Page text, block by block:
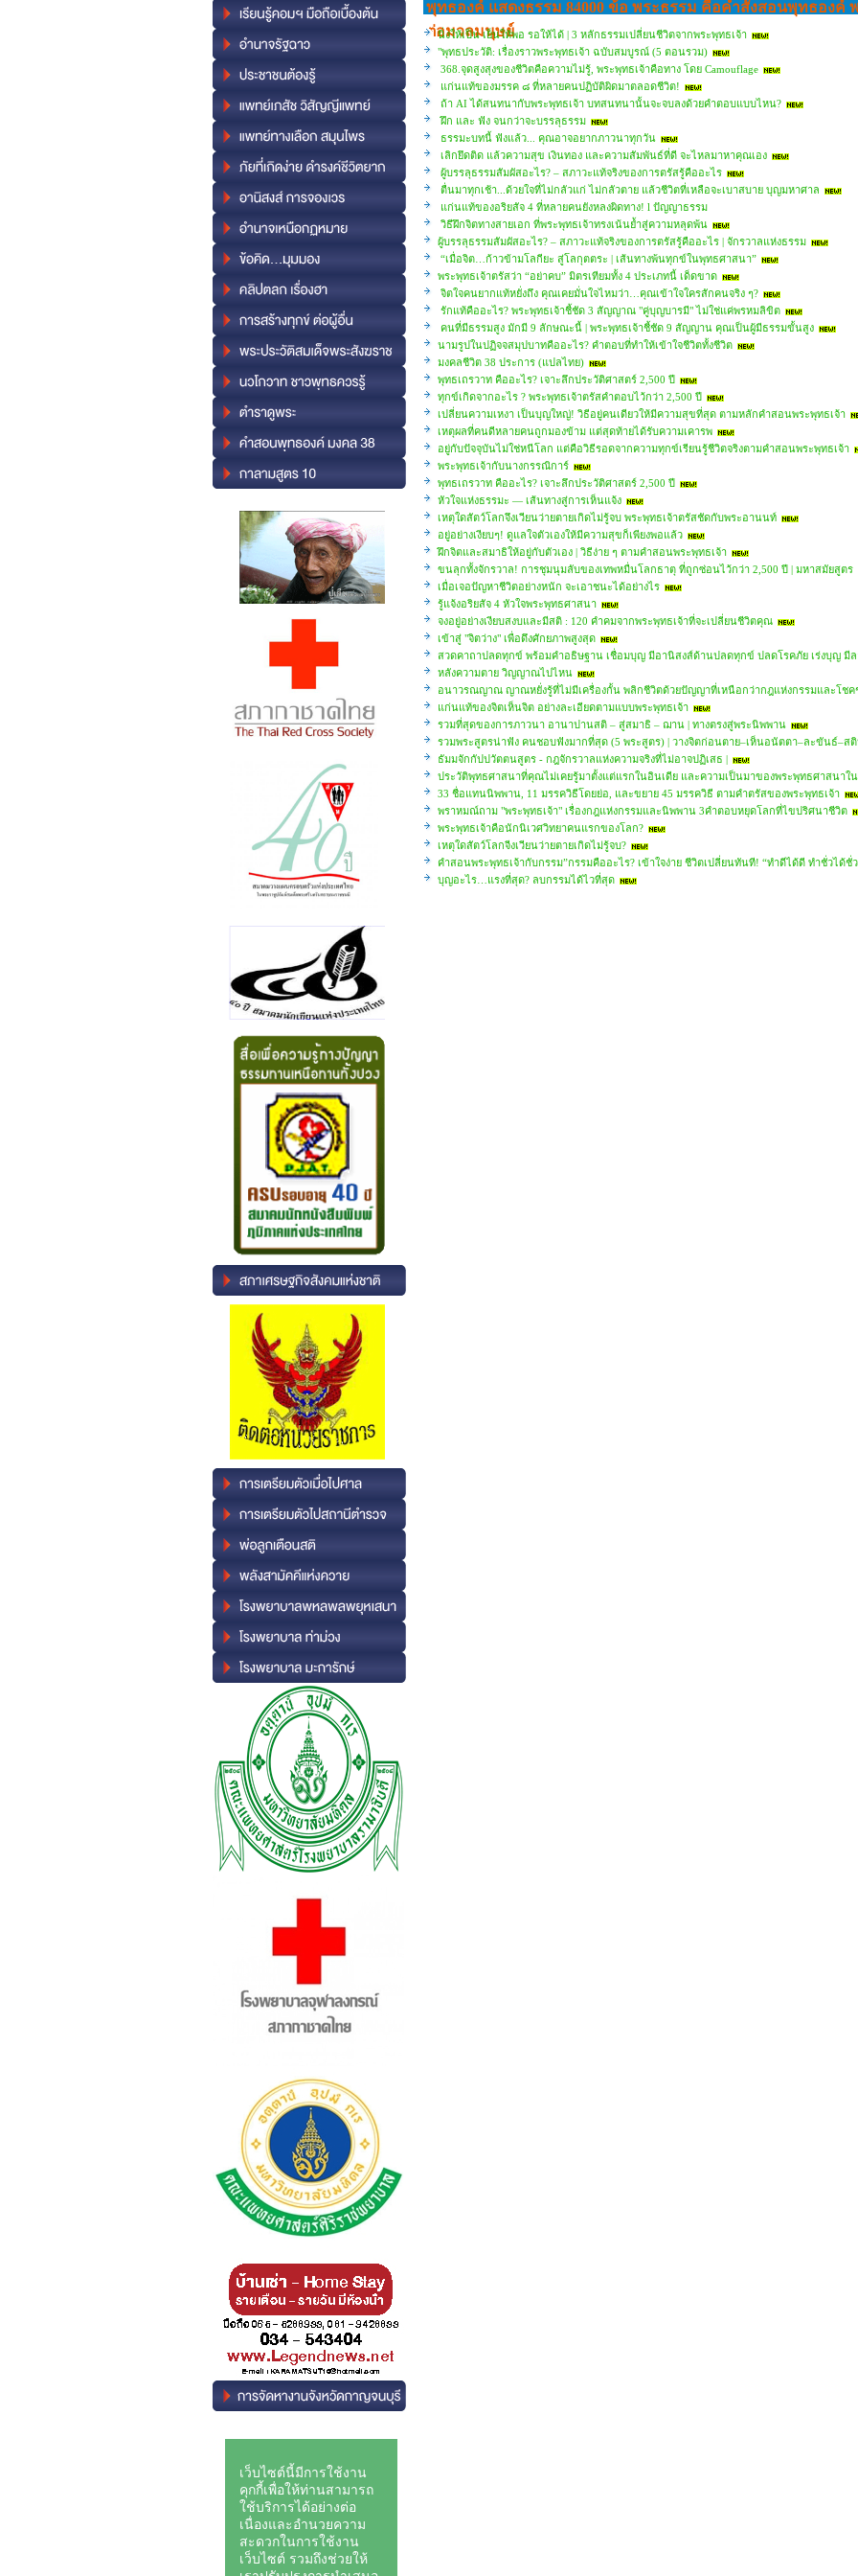
พุทธองค์ แสดงธรรม 84000 ข้อ พระธรรม คือคำสั่งสอนพุทธองค์
ต่อมวลมนุษย์
นิ่งให้เป็น เย็นให้พอ รอให้ได้ | 3 หลักธรรมเปลี่ยนชีวิตจากพระพุทธเจ้า
"พุทธประวัติ: เรื่องราวพระพุทธเจ้า ฉบับสมบูรณ์ (5 ตอนรวม)
368.จุดสูงสุงของชีวิตคือความไม่รู้, พระพุทธเจ้าคือทาง โดย Camouflage
แก่นแท้ของมรรค ๘ ที่หลายคนปฏิบัติผิดมาตลอดชีวิต!
ถ้า AI ได้สนทนากับพระพุทธเจ้า บทสนทนานั้นจะจบลงด้วยคำตอบแบบไหน?
ฝึก และ ฟัง จนกว่าจะบรรลุธรรม
ธรรมะบทนี้ ฟังแล้ว... คุณอาจอยากภาวนาทุกวัน
เลิกยึดติด แล้วความสุข เงินทอง และความสัมพันธ์ที่ดี จะไหลมาหาคุณเอง
ผู้บรรลุธรรมสัมผัสอะไร? – สภาวะแท้จริงของการตรัสรู้คืออะไร
ตื่นมาทุกเช้า...ด้วยใจที่ไม่กลัวแก่ ไม่กลัวตาย แล้วชีวิตที่เหลือจะเบาสบาย บุญมหาศาล
แก่นแท้ของอริยสัจ 4 ที่หลายคนยังหลงผิดทาง! l ปัญญาธรรม
วิธีฝึกจิตทางสายเอก ที่พระพุทธเจ้าทรงเน้นย้ำสู่ความหลุดพ้น
ผู้บรรลุธรรมสัมผัสอะไร? – สภาวะแท้จริงของการตรัสรู้คืออะไร | จักรวาลแห่งธรรม
“เมื่อจิต…ก้าวข้ามโลกียะ สู่โลกุตตระ | เส้นทางพ้นทุกข์ในพุทธศาสนา”
พระพุทธเจ้าตรัสว่า “อย่าคบ” มิตรเทียมทั้ง 4 ประเภทนี้ เด็ดขาด
จิตใจคนยากแท้หยั่งถึง คุณเคยมั่นใจไหมว่า…คุณเข้าใจใครสักคนจริง ๆ?
รักแท้คืออะไร? พระพุทธเจ้าชี้ชัด 3 สัญญาณ "คู่บุญบารมี" ไม่ใช่แค่พรหมลิขิต
คนที่มีธรรมสูง มักมี 9 ลักษณะนี้ | พระพุทธเจ้าชี้ชัด 9 สัญญาน คุณเป็นผู้มีธรรมขั้นสูง
นามรูปในปฏิจจสมุปบาทคืออะไร? คำตอบที่ทำให้เข้าใจชีวิตทั้งชีวิต
มงคลชีวิต 38 ประการ (แปลไทย)
พุทธเถรวาท คืออะไร? เจาะลึกประวัติศาสตร์ 2,500 ปี
ทุกข์เกิดจากอะไร ? พระพุทธเจ้าตรัสคำตอบไว้กว่า 2,500 ปี
เปลี่ยนความเหงา เป็นบุญใหญ่! วิธีอยู่คนเดียวให้มีความสุขที่สุด ตามหลักคำสอนพระพุทธเจ้า
เหตุผลที่คนดีหลายคนถูกมองข้าม แต่สุดท้ายได้รับความเคารพ
อยู่กับปัจจุบันไม่ใช่หนีโลก แต่คือวิธีรอดจากความทุกข์เรียนรู้ชีวิตจริงตามคำสอนพระพุทธเจ้า
พระพุทธเจ้ากับนางกรรณิการ์
พุทธเถรวาท คืออะไร? เจาะลึกประวัติศาสตร์ 2,500 ปี
หัวใจแห่งธรรมะ — เส้นทางสู่การเห็นแจ้ง
เหตุใดสัตว์โลกจึงเวียนว่ายตายเกิดไม่รู้จบ พระพุทธเจ้าตรัสชัดกับพระอานนท์
อยู่อย่างเงียบๆ! ดูแลใจตัวเองให้มีความสุขก็เพียงพอแล้ว
ฝึกจิตและสมาธิให้อยู่กับตัวเอง | วิธีง่าย ๆ ตามคำสอนพระพุทธเจ้า
ขนลุกทั้งจักรวาล! การชุมนุมลับของเทพหมื่นโลกธาตุ ที่ถูกซ่อนไว้กว่า 2,500 ปี | มหาสมัยสูตร
เมื่อเจอปัญหาชีวิตอย่างหนัก จะเอาชนะได้อย่างไร
รู้แจ้งอริยสัจ 4 หัวใจพระพุทธศาสนา
จงอยู่อย่างเงียบสงบและมีสติ : 120 คำคมจากพระพุทธเจ้าที่จะเปลี่ยนชีวิตคุณ
เข้าสู่ "จิตว่าง" เพื่อดึงศักยภาพสูงสุด
สวดคาถาปลดทุกข์ พร้อมคำอธิษฐาน เชื่อมบุญ มีอานิสงส์ด้านปลดทุกข์ ปลดโรคภัย เร่งบุญ มี
หลังความตาย วิญญาณไปไหน
อนาวรณญาณ ญาณหยั่งรู้ที่ไม่มีเครื่องกั้น พลิกชีวิตด้วยปัญญาที่เหนือกว่ากฎแห่งกรรมและโชค
แก่นแท้ของจิตเห็นจิต อย่างละเอียดตามแบบพระพุทธเจ้า
รวมที่สุดของการภาวนา อานาปานสติ – สู่สมาธิ – ฌาน | ทางตรงสู่พระนิพพาน
รวมพระสูตรน่าฟัง คนชอบฟังมากที่สุด (5 พระสูตร) | วางจิตก่อนตาย–เห็นอนัตตา–ละขันธ์–ส
ธัมมจักกัปปวัตตนสูตร - กฎจักรวาลแห่งความจริงที่ไม่อาจปฏิเสธ |
ประวัติพุทธศาสนาที่คุณไม่เคยรู้มาตั้งแต่แรกในอินเดีย และความเป็นมาของพระพุทธศาสนาใน
33 ชื่อแทนนิพพาน, 11 มรรควิธีโดยย่อ, และขยาย 45 มรรควิธี ตามคำตรัสของพระพุทธเจ้า
พราหมณ์ถาม "พระพุทธเจ้า" เรื่องกฎแห่งกรรมและนิพพาน 3คำตอบหยุดโลกที่ไขปริศนาชีวิต
พระพุทธเจ้าคือนักนิเวศวิทยาคนแรกของโลก?
เหตุใดสัตว์โลกจีงเวียนว่ายตายเกิดไม่รู้จบ?
คำสอนพระพุทธเจ้ากับกรรม”กรรมคืออะไร? เข้าใจง่าย ชีวิตเปลี่ยนทันที! “ทำดีได้ดี ทำชั่วได้ชั่
บุญอะไร…แรงที่สุด? ลบกรรมได้ไวที่สุด